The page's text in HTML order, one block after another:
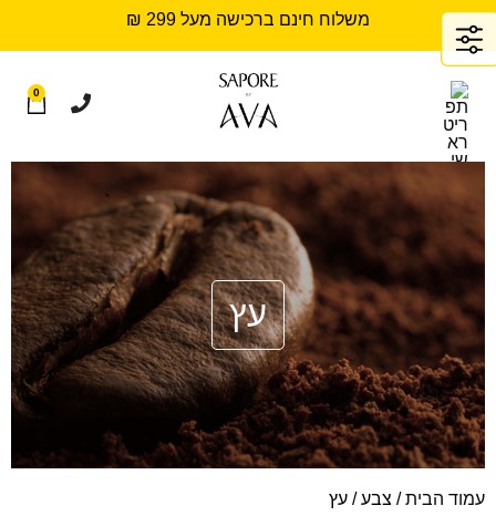
משלוח חינם ברכישה מעל 299 ₪
0
עץ
עמוד הבית/ צבע / עץ